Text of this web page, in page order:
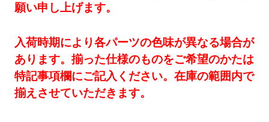
願い申し上げます。
入荷時期により各パーツの色味が異なる場合が
あります。揃った仕様のものをご希望のかたは
特記事項欄にご記入ください。在庫の範囲内で
揃えさせていただきます。